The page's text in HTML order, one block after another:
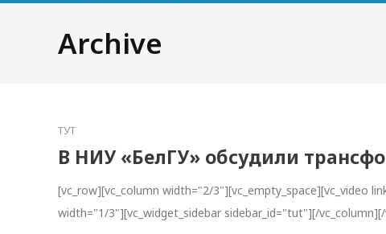
Archive
ТУТ
В НИУ «БелГУ» обсудили
[vc_row][vc_column width="2/3"][vc_empty_space][vc_video
width="1/3"][vc_widget_sidebar sidebar_id="tut"][/